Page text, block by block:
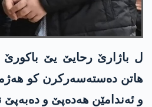
ھاتن دەستەسەرکرن کو
و ئەندامێن ھەدەپێ و دەبەپێ